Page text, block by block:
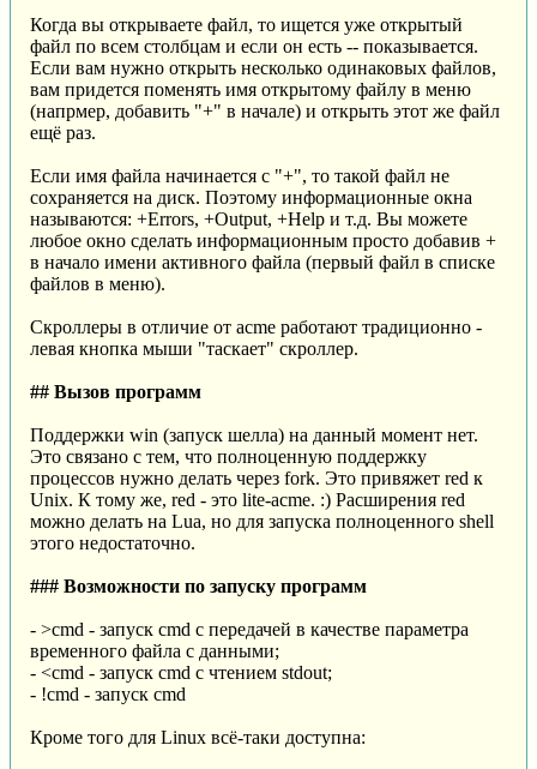
Когда вы открываете файл, то ищется уже открытый
файл по всем столбцам и если он есть -- показывается.
Если вам нужно открыть несколько одинаковых файлов,
вам придется поменять имя открытому файлу в меню
(напрмер, добавить "+" в начале) и открыть этот же файл
ещё раз.
Если имя файла начинается с "+", то такой файл не
сохраняется на диск. Поэтому информационные окна
называются: +Errors, +Output, +Help и т.д. Вы можете
любое окно сделать информационным просто добавив +
в начало имени активного файла (первый файл в списке
файлов в меню).
Скроллеры в отличие от acme работают традиционно -
левая кнопка мыши "таскает" скроллер.
## Вызов программ
Поддержки win (запуск шелла) на данный момент нет.
Это связано с тем, что полноценную поддержку
процессов нужно делать через fork. Это привяжет red к
Unix. К тому же, red - это lite-acme. :) Расширения red
можно делать на Lua, но для запуска полноценного shell
этого недостаточно.
### Возможности по запуску программ
- >cmd - запуск cmd с передачей в качестве параметра
временного файла с данными;
- <cmd - запуск cmd с чтением stdout;
- !cmd - запуск cmd
Кроме того для Linux всё-таки доступна: